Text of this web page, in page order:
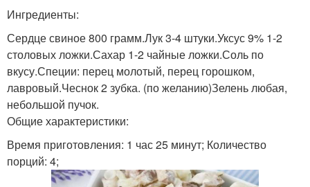
Ингредиенты:
Сердце свиное 800 грамм.Лук 3-4 штуки.Уксус 9% 1-2
столовых ложки.Сахар 1-2 чайные ложки.Соль по
вкусу.Специи: перец молотый, перец горошком,
лавровый.Чеснок 2 зубка. (по желанию)Зелень любая,
небольшой пучок.
Общие характеристики:
Время приготовления: 1 час 25 минут; Количество
порций: 4;